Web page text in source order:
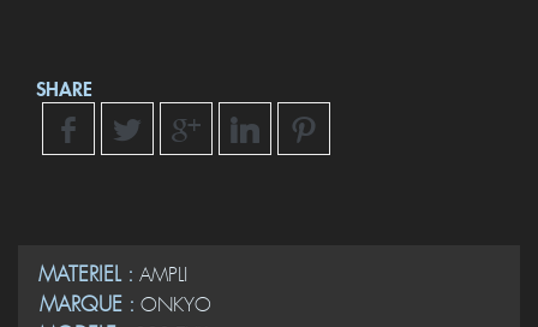
SHARE
MATERIEL : AMPLI
MARQUE : ONKYO